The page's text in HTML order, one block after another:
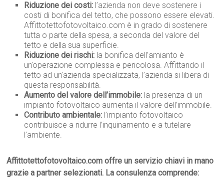
Riduzione dei costi: l’azienda non deve sostenere i
costi di bonifica del tetto, che possono essere elevati.
Affittotettofotovoltaico.com è in grado di sostenere
tutta o parte della spesa, a seconda del valore del
tetto e della sua superficie.
Riduzione dei rischi: la bonifica dell’amianto è
un’operazione complessa e pericolosa. Affittando il
tetto ad un’azienda specializzata, l’azienda si libera di
questa responsabilità.
Aumento del valore dell’immobile: la presenza di un
impianto fotovoltaico aumenta il valore dell’immobile.
Contributo ambientale: l’impianto fotovoltaico
contribuisce a ridurre l’inquinamento e a tutelare
l’ambiente.
Affittotettofotovoltaico.com offre un servizio chiavi in mano
grazie a partner selezionati. La consulenza comprende: